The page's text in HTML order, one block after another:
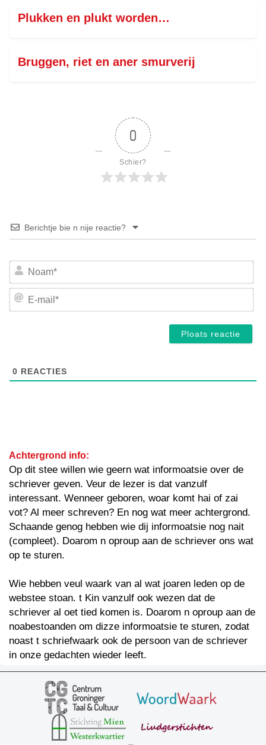
Plukken en plukt worden…
Bruggen, riet en aner smurverij
0
Schier?
Berichtje bie n nije reactie?
E-
0 REACTIES
Achtergrond info:
Op dit stee willen wie geern wat informoatsie over de
schriever geven. Veur de lezer is dat vanzulf
interessant. Wenneer geboren, woar komt hai of zai
vot? Al meer schreven? En nog wat meer achtergrond.
Schaande genog hebben wie dij informoatsie nog nait
(compleet). Doarom n oproup aan de schriever ons wat
op te sturen.
Wie hebben veul waark van al wat joaren leden op de
webstee stoan. t Kin vanzulf ook wezen dat de
schriever al oet tied komen is. Doarom n oproup aan de
noabestoanden om dizze informoatsie te sturen, zodat
noast t schriefwaark ook de persoon van de schriever
in onze gedachten wieder leeft.